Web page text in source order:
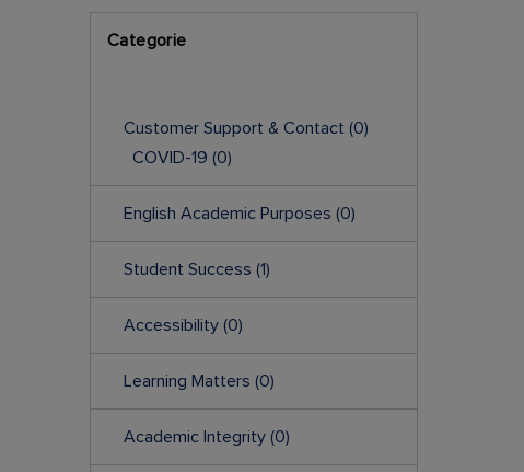
Categorie
Customer Support & Contact (0)
COVID-19 (0)
English Academic Purposes (0)
Student Success (1)
Accessibility (0)
Learning Matters (0)
Academic Integrity (0)